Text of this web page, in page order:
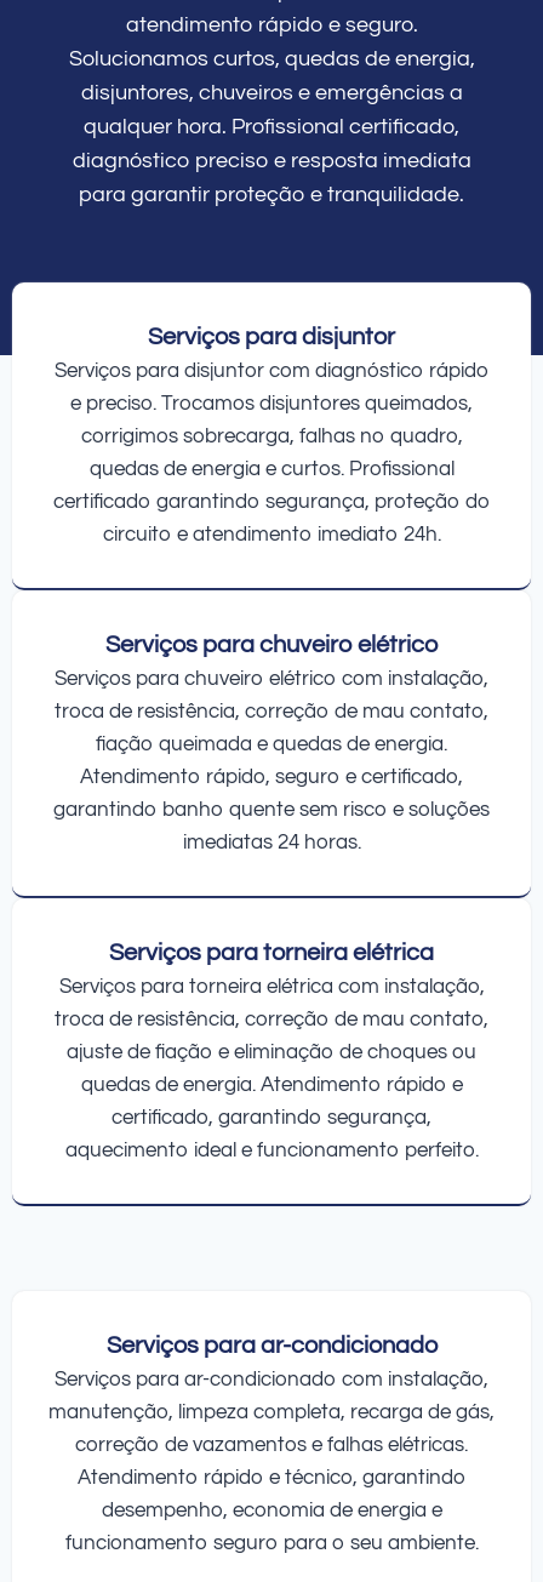
atendimento rápido e seguro.
Solucionamos curtos, quedas de energia,
disjuntores, chuveiros e emergências a
qualquer hora. Profissional certificado,
diagnóstico preciso e resposta imediata
para garantir proteção e tranquilidade.
Serviços para disjuntor
Serviços para disjuntor com diagnóstico rápido
e preciso. Trocamos disjuntores queimados,
corrigimos sobrecarga, falhas no quadro,
quedas de energia e curtos. Profissional
certificado garantindo segurança, proteção do
circuito e atendimento imediato 24h.
Serviços para chuveiro elétrico
Serviços para chuveiro elétrico com instalação,
troca de resistência, correção de mau contato,
fiação queimada e quedas de energia.
Atendimento rápido, seguro e certificado,
garantindo banho quente sem risco e soluções
imediatas 24 horas.
Serviços para torneira elétrica
Serviços para torneira elétrica com instalação,
troca de resistência, correção de mau contato,
ajuste de fiação e eliminação de choques ou
quedas de energia. Atendimento rápido e
certificado, garantindo segurança,
aquecimento ideal e funcionamento perfeito.
Serviços para ar-condicionado
Serviços para ar-condicionado com instalação,
manutenção, limpeza completa, recarga de gás,
correção de vazamentos e falhas elétricas.
Atendimento rápido e técnico, garantindo
desempenho, economia de energia e
funcionamento seguro para o seu ambiente.